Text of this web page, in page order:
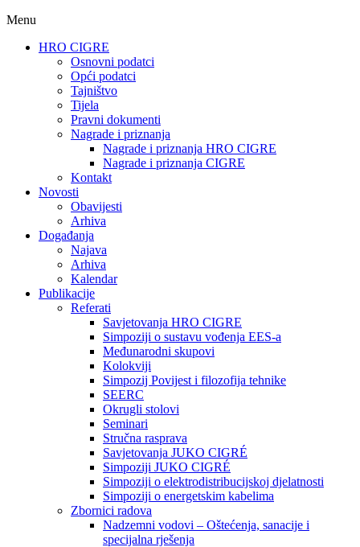
Menu
HRO CIGRE
Osnovni podatci​
Opći podatci
Tajništvo
Tijela
Pravni dokumenti
Nagrade i priznanja
Nagrade i priznanja HRO CIGRE
Nagrade i priznanja CIGRE
Kontakt
Novosti
Obavijesti
Arhiva
Događanja
Najava
Arhiva
Kalendar
Publikacije
Referati
Savjetovanja HRO CIGRE
Simpoziji o sustavu vođenja EES-a
Međunarodni skupovi
Kolokviji​
Simpozij Povijest i filozofija tehnike
SEERC
Okrugli stolovi
Seminari​
Stručna rasprava​
Savjetovanja JUKO CIGRÉ
Simpoziji JUKO CIGRÉ
Simpoziji o elektrodistribucijskoj djelatnosti
Simpoziji o energetskim kabelima
Zbornici radova
Nadzemni vodovi – Oštećenja, sanacije i
specijalna rješenja